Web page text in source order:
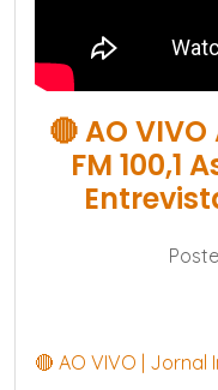
🔴 AO
FM 100,1
🔴 AO VIVO | Jornal